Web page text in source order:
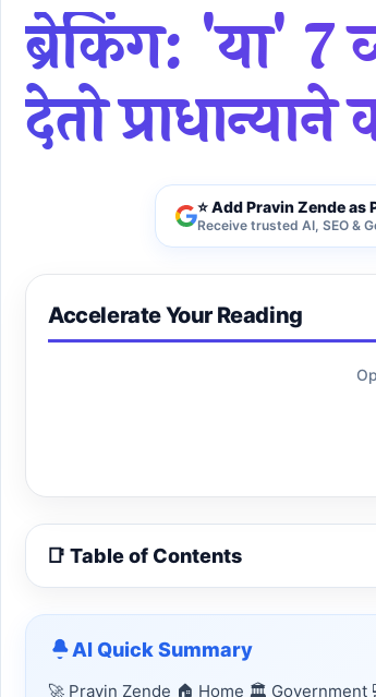
ब्रेकिंग: 'या' 7
देतो
⭐ Add Pravin Zende as
Receive trusted AI, SEO &
Accelerate Your Reading
📑 Table of Contents
AI Quick Summary
🚀 Pravin Zende 🏠 Home 🏛 Government